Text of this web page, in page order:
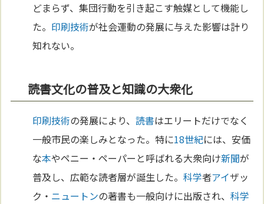
どまらず、集団行動を引き起こす触媒として機能し
た。 印刷技術が社会運動の発展に与えた影響は計り
知れない。
読書文化の普及と知識の大衆化
印刷技術の発展により、読書はエリートだけでなく
一般市民の楽しみとなった。特に18世紀には、安価
な本やペニー・ペーパーと呼ばれる大衆向け新聞が
普及し、広範な読者層が誕生した。科学者アイザッ
ク・ ニュートンの著書も一般向けに出版され、科学